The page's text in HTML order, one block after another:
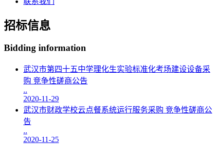
招标信息
Bidding information
武汉市第四十五中学理化生实验标准化考场建设设备采
购 竞争性磋商公告
..
2020-11-29
武汉市财政学校云点餐系统运行服务采购 竞争性磋商公
告
..
2020-11-25